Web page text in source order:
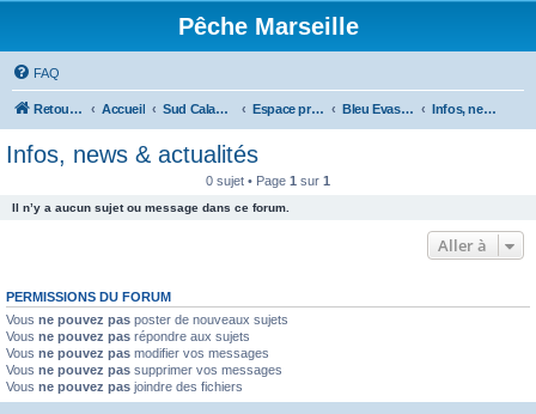
Pêche Marseille
FAQ
Retour au site Accueil Sud Calanques Espace professionnel Bleu Evasion Infos, news & actualités
Infos, news & actualités
0 sujet • Page 1 sur 1
Il n’y a aucun sujet ou message dans ce forum.
Aller à
PERMISSIONS DU FORUM
Vous ne pouvez pas poster de nouveaux sujets
Vous ne pouvez pas répondre aux sujets
Vous ne pouvez pas modifier vos messages
Vous ne pouvez pas supprimer vos messages
Vous ne pouvez pas joindre des fichiers